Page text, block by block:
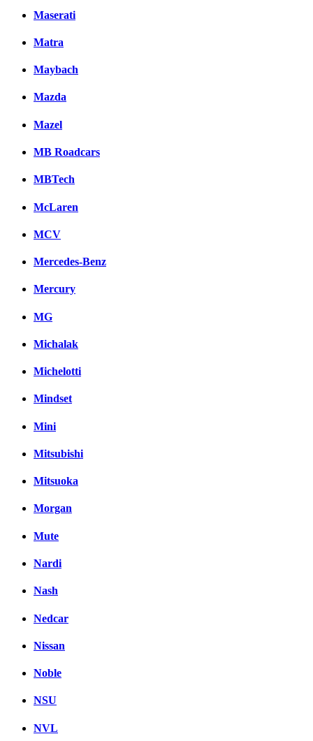
Maserati
Matra
Maybach
Mazda
Mazel
MB Roadcars
MBTech
McLaren
MCV
Mercedes-Benz
Mercury
MG
Michalak
Michelotti
Mindset
Mini
Mitsubishi
Mitsuoka
Morgan
Mute
Nardi
Nash
Nedcar
Nissan
Noble
NSU
NVL